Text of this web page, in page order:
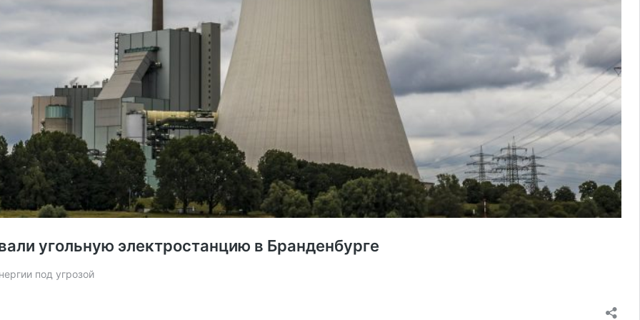
угольную электростанцию в Бранденбурге
под угрозой